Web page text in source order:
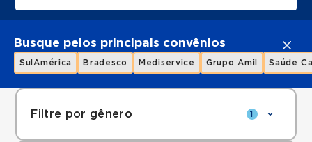
Busque pelos principais convênios
SulAmérica Bradesco Mediservice Grupo Amil Saúde
Filtre por gênero 1